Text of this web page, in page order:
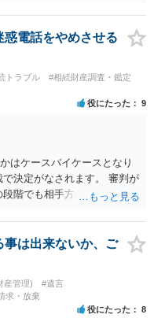
要だと考える事情があれば
方からお金を援助してもら
山盛り込むことだと考えま
る方が、裁判所や調停委員
電話をやめさせる
トラブル
#相続財産調査・鑑定
役にたった 9
はケースバイケースとなり
決定がなされます。 審判が
階でも相手方の連絡が迷惑
事は出来ないか、ご
産管理)
#遺言
求・放棄
役にたった 8